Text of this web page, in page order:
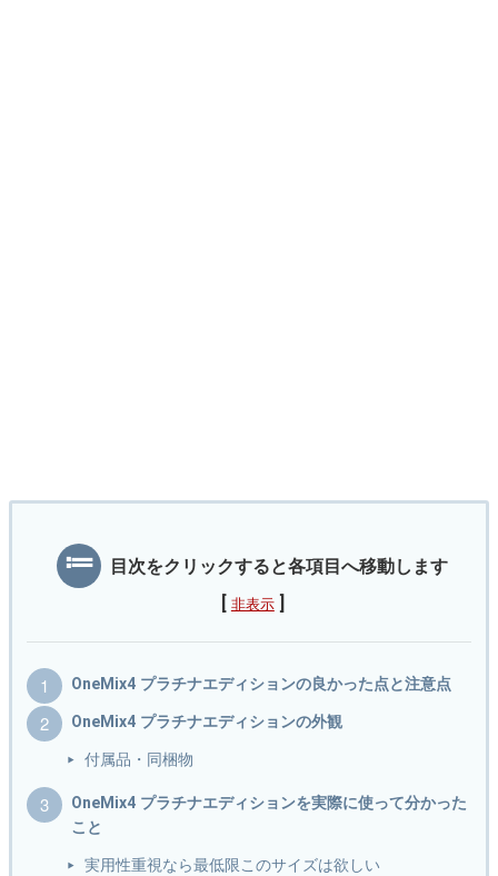
目次をクリックすると各項目へ移動します
非表示
OneMix4 プラチナエディションの良かった点と注意点
OneMix4 プラチナエディションの外観
付属品・同梱物
OneMix4 プラチナエディションを実際に使って分かった
こと
実用性重視なら最低限このサイズは欲しい